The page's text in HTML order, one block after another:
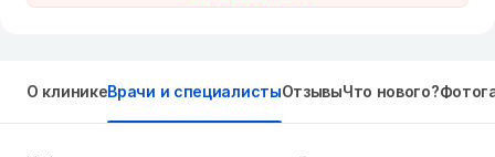
О клиникеВрачи и специалистыОтзывыЧто нового?